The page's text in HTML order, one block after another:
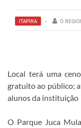
ITAPIRA O
Local terá uma
gratuito ao público;
alunos da instituição
O Parque Juca